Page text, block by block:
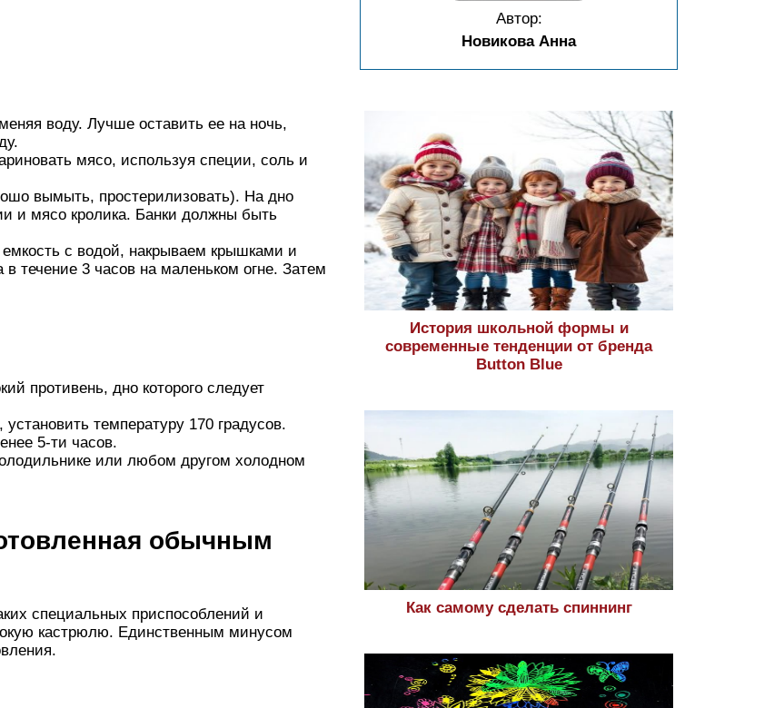
воду. Лучше оставить ее на ночь,
мясо, используя специи, соль и
вымыть, простерилизовать). На дно
и мясо кролика. Банки должны быть
с водой, накрываем крышками и
течение 3 часов на маленьком огне. Затем
противень, дно которого следует
температуру 170 градусов.
5-ти часов.
или любом другом холодном
обычным
специальных приспособлений и
кастрюлю. Единственным минусом
Автор:
Новикова Анна
История школьной формы и
современные тенденции от бренда
Button Blue
Как самому сделать спиннинг